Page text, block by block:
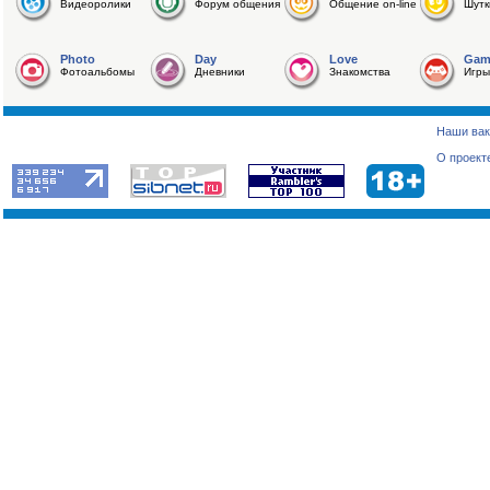
Видеоролики Форум общения Общение on-line
Photo
Фотоальбомы
Day
Дневники
Love
Знакомства Игры
Наши
О